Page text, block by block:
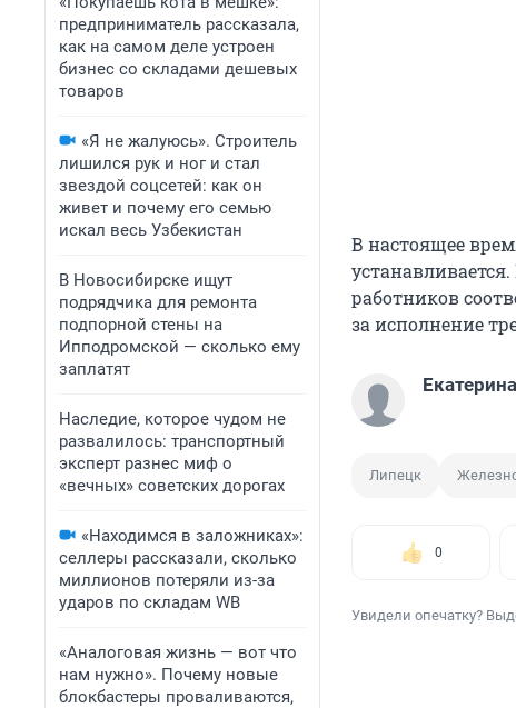
предприниматель рассказала,
как на самом деле устроен
бизнес со складами дешевых
товаров
«Я не жалуюсь». Строитель
лишился рук и ног и стал
звездой соцсетей: как он
живет и почему его семью
искал весь Узбекистан
В Новосибирске ищут
подрядчика для ремонта
подпорной стены на
Ипподромской — сколько ему
заплатят
Наследие, которое чудом не
развалилось: транспортный
эксперт разнес миф о
«вечных» советских дорогах
«Находимся в заложниках»:
селлеры рассказали, сколько
миллионов потеряли из-за
ударов по складам WB
«Аналоговая жизнь — вот что
нам нужно». Почему новые
блокбастеры проваливаются,
В настоящее
работников
за исполнение
Липецк
0
Увидели опечатку?